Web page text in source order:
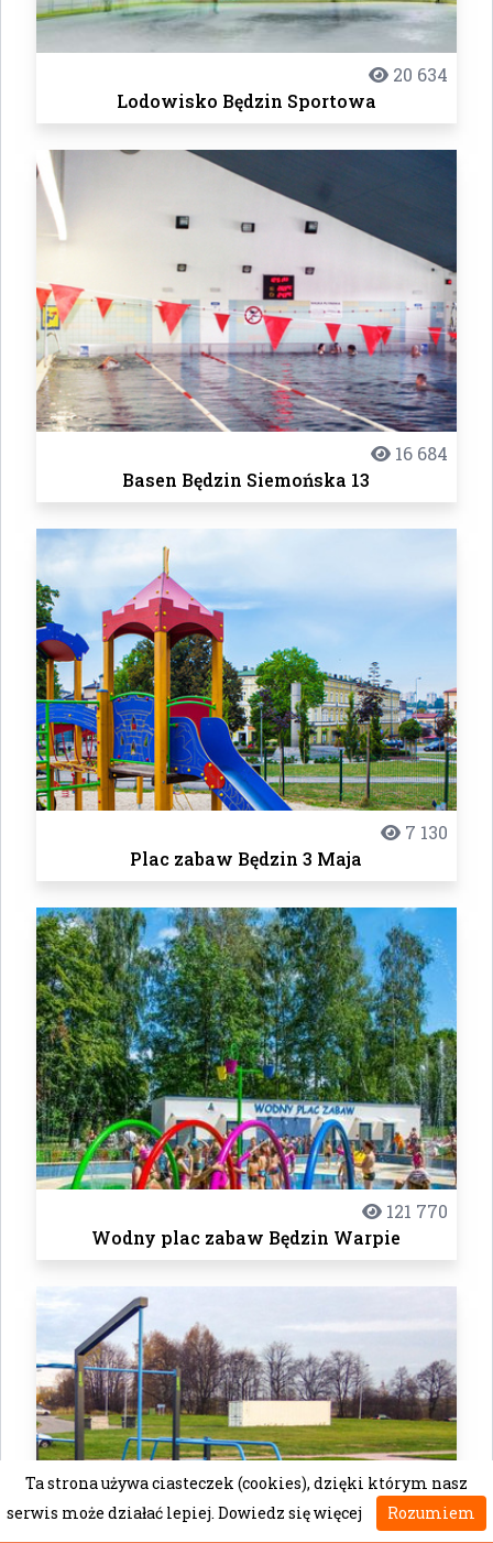
20 634
Lodowisko Będzin Sportowa
16 684
Basen Będzin Siemońska 13
7 130
Plac zabaw Będzin 3 Maja
121 770
Wodny plac zabaw Będzin Warpie
Ta strona używa ciasteczek (cookies), dzięki którym nasz
serwis może działać lepiej. Dowiedz się więcej Rozumiem